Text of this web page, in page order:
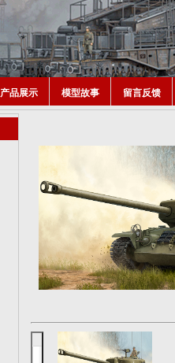
产品展示 模型故事 留言反馈